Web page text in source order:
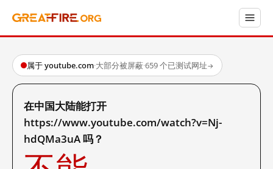
属于 youtube.com·大部分被屏蔽·659 个已测试网址→
在中国大陆能打开
https://www.youtube.com/watch?v=Nj-
hdQMa3uA 吗？